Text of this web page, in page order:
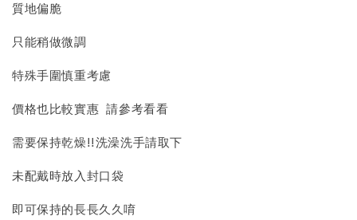
質感飾品收納盒
質地偏脆
只能稍做微調
特殊手圍慎重考慮
價格也比較實惠 請參考看看
需要保持乾燥!!洗澡洗手請取下
未配戴時放入封口袋
即可保持的長長久久唷